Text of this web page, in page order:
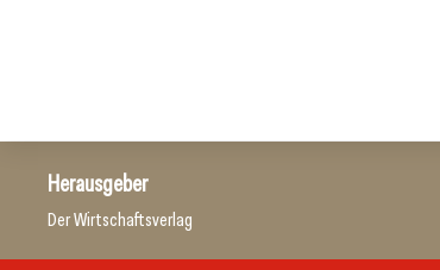
Herausgeber
Der Wirtschaftsverlag